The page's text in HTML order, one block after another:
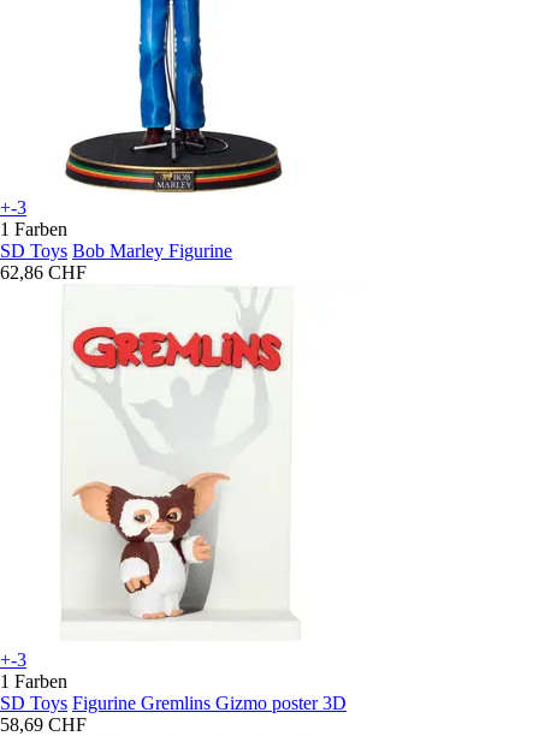
+-3
1 Farben
SD Toys Bob Marley Figurine
62,86 CHF
+-3
1 Farben
SD Toys Figurine Gremlins Gizmo poster 3D
58,69 CHF